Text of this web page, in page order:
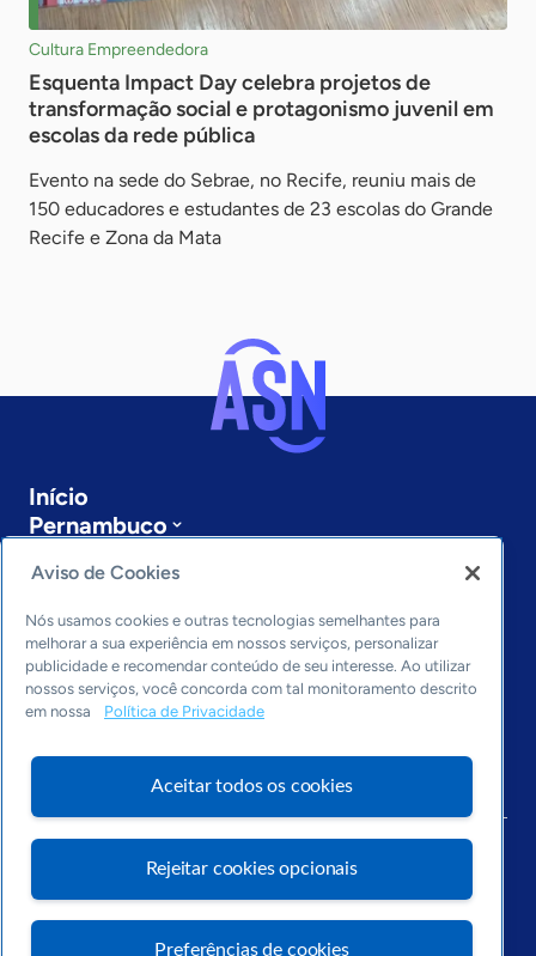
Cultura Empreendedora
Esquenta Impact Day celebra projetos de
transformação social e protagonismo juvenil em
escolas da rede pública
Evento na sede do Sebrae, no Recife, reuniu mais de
150 educadores e estudantes de 23 escolas do Grande
Recife e Zona da Mata
Início
Pernambuco
Últimas notícias
Entre em contato
Editorias
Economia & Política
Inovação & Tecnologia
Aviso de Cookies
Nós usamos cookies e outras tecnologias semelhantes para
melhorar a sua experiência em nossos serviços, personalizar
publicidade e recomendar conteúdo de seu interesse. Ao utilizar
nossos serviços, você concorda com tal monitoramento descrito
em nossa
Política de Privacidade
Aceitar todos os cookies
Rejeitar cookies opcionais
Preferências de cookies